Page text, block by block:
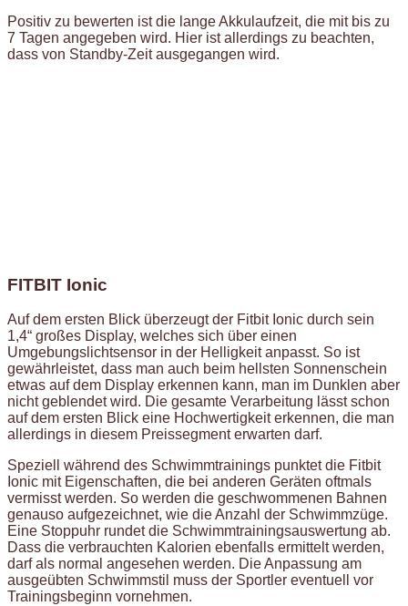
Positiv zu bewerten ist die lange Akkulaufzeit, die mit bis zu
7 Tagen angegeben wird. Hier ist allerdings zu beachten,
dass von Standby-Zeit ausgegangen wird.
FITBIT Ionic
Auf dem ersten Blick überzeugt der Fitbit Ionic durch sein
1,4“ großes Display, welches sich über einen
Umgebungslichtsensor in der Helligkeit anpasst. So ist
gewährleistet, dass man auch beim hellsten Sonnenschein
etwas auf dem Display erkennen kann, man im Dunklen aber
nicht geblendet wird. Die gesamte Verarbeitung lässt schon
auf dem ersten Blick eine Hochwertigkeit erkennen, die man
allerdings in diesem Preissegment erwarten darf.
Speziell während des Schwimmtrainings punktet die Fitbit
Ionic mit Eigenschaften, die bei anderen Geräten oftmals
vermisst werden. So werden die geschwommenen Bahnen
genauso aufgezeichnet, wie die Anzahl der Schwimmzüge.
Eine Stoppuhr rundet die Schwimmtrainingsauswertung ab.
Dass die verbrauchten Kalorien ebenfalls ermittelt werden,
darf als normal angesehen werden. Die Anpassung am
ausgeübten Schwimmstil muss der Sportler eventuell vor
Trainingsbeginn vornehmen.